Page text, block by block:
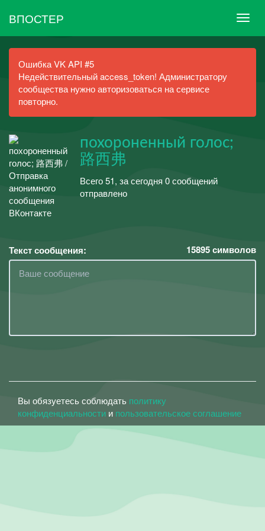
ВПОСТЕР
Ошибка VK API #5
Недействительный access_token! Администратору
сообщества нужно авторизоваться на сервисе
повторно.
похороненный голос;
路西弗
Всего 51, за сегодня 0 сообщений
отправлено
Текст сообщения: 15895символов
Вы обязуетесь соблюдать политику
конфиденциальности и пользовательское соглашение